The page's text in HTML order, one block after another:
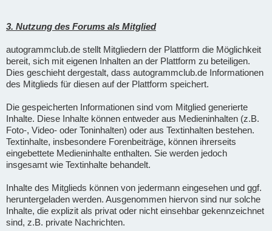
3. Nutzung des Forums als Mitglied
autogrammclub.de stellt Mitgliedern der Plattform die Möglichkeit
bereit, sich mit eigenen Inhalten an der Plattform zu beteiligen.
Dies geschieht dergestalt, dass autogrammclub.de Informationen
des Mitglieds für diesen auf der Plattform speichert.
Die gespeicherten Informationen sind vom Mitglied generierte
Inhalte. Diese Inhalte können entweder aus Medieninhalten (z.B.
Foto-, Video- oder Toninhalten) oder aus Textinhalten bestehen.
Textinhalte, insbesondere Forenbeiträge, können ihrerseits
eingebettete Medieninhalte enthalten. Sie werden jedoch
insgesamt wie Textinhalte behandelt.
Inhalte des Mitglieds können von jedermann eingesehen und ggf.
heruntergeladen werden. Ausgenommen hiervon sind nur solche
Inhalte, die explizit als privat oder nicht einsehbar gekennzeichnet
sind, z.B. private Nachrichten.